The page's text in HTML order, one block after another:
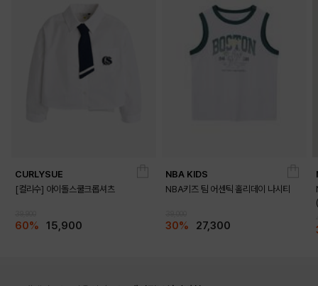
CURLYSUE
[컬리수] 아이돌스쿨크롭셔츠
60% 15,900
NBA KIDS
NBA키즈 팀 어센틱 홀리데이 나시티
30% 27,300